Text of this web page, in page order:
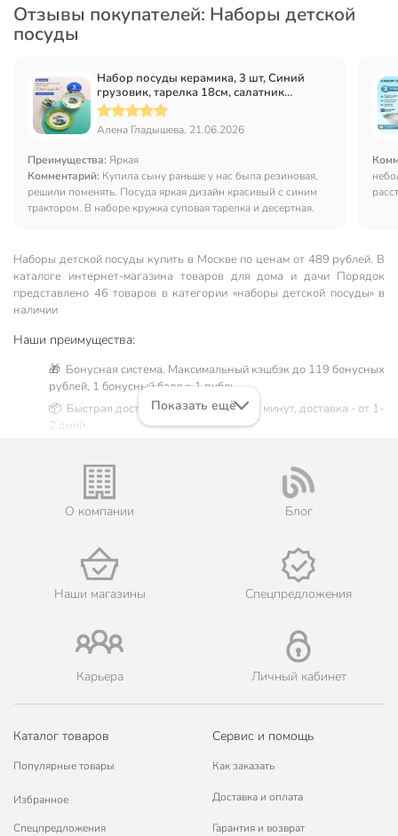
Отзывы покупателей: Наборы детской
посуды
Набор посуды керамика, 3 шт, Синий
грузовик, тарелка 18см, салатник
15см/350мл, кружка 230мл, Daniks, C425
Алена Гладышева, 21.06.2026
Преимущества: Яркая
Комментарий: Купила сыну раньше у нас была резиновая,
решили поменять. Посуда яркая дизайн красивый с синим
трактором. В наборе кружка суповая тарелка и десертная.
Наборы детской посуды купить в Москве по ценам от 489 рублей. В
каталоге интернет-магазина товаров для дома и дачи Порядок
представлено 46 товаров в категории «наборы детской посуды» в
наличии
Наши преимущества:
🎁 Бонусная система. Максимальный кэшбэк до 119 бонусных
рублей, 1 бонусный балл = 1 рубль.
📦 Быстрая доставка. Самовывоз от 60 минут, доставка - от 1-
2 дней.
Жители Московской области могут сделать заказ и оплатить
его онлайн на официальном сайте сети магазинов Порядок.
💳 Оплата: онлайн на сайте интернет-гипермаркета или
🛍 Скидки, акции, распродажи каждый день!
📜 Только оригинальная продукция. Интернет-гипермаркет
Порядок - официальный представитель ведущих мировых
марок.
Показать ещё
О компании Блог
Наши магазины Спецпредложения
Карьера Личный кабинет
Каталог товаров
Популярные товары
Избранное
Спецпредложения
Сервис и помощь
Как заказать
Доставка и оплата
Гарантия и возврат